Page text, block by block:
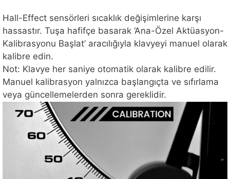
Hall-Effect sensörleri sıcaklık değişimlerine karşı
hassastır. Tuşa hafifçe basarak ‘Ana-Özel Aktüasyon-
Kalibrasyonu Başlat’ aracılığıyla klavyeyi manuel olarak
kalibre edin.
Not: Klavye her saniye otomatik olarak kalibre edilir.
Manuel kalibrasyon yalnızca başlangıçta ve sıfırlama
veya güncellemelerden sonra gereklidir.